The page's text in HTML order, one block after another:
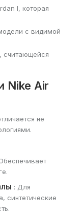
I, которая
с видимой
считающейся
Nike Air
не
: Для
синтетические